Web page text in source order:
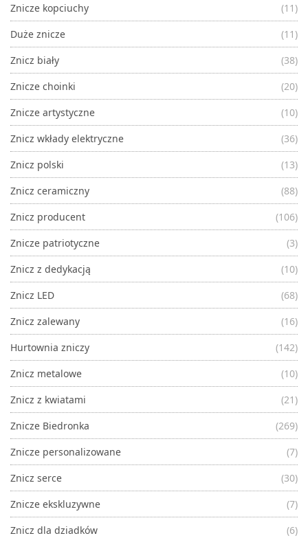
Znicze kopciuchy
(11)
Duże znicze
(11)
Znicz biały
(38)
Znicze choinki
(20)
Znicze artystyczne
(10)
Znicz wkłady elektryczne
(36)
Znicz polski
(13)
Znicz ceramiczny
(88)
Znicz producent
(106)
Znicze patriotyczne
(3)
Znicz z dedykacją
(10)
Znicz LED
(68)
Znicz zalewany
(16)
Hurtownia zniczy
(142)
Znicz metalowe
(10)
Znicz z kwiatami
(21)
Znicze Biedronka
(269)
Znicze personalizowane
(7)
Znicz serce
(30)
Znicze ekskluzywne
(7)
Znicz dla dziadków
(6)